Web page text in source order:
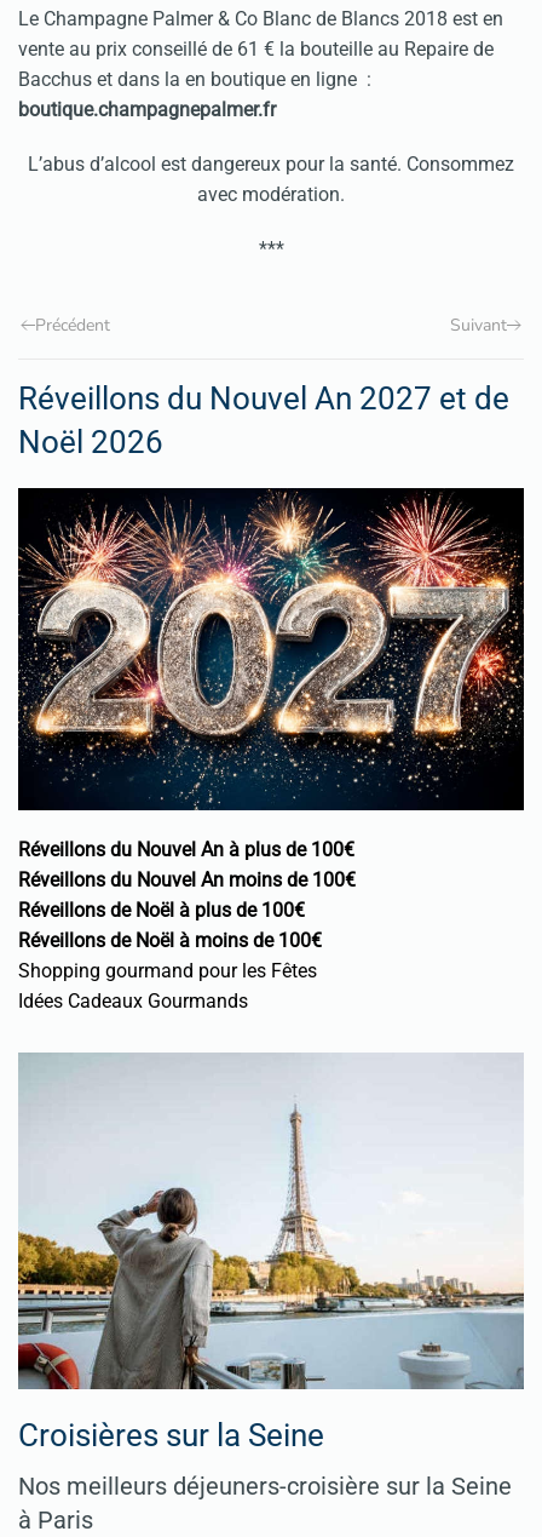
Le Champagne Palmer & Co Blanc de Blancs 2018 est en
vente au prix conseillé de 61 € la bouteille au Repaire de
Bacchus et dans la en boutique en ligne :
boutique.champagnepalmer.fr
L’abus d’alcool est dangereux pour la santé. Consommez
avec modération.
***
Précédent Suivant
Réveillons du Nouvel An 2027 et de
Noël 2026
Réveillons du Nouvel An à plus de 100€
Réveillons du Nouvel An moins de 100€
Réveillons de Noël à plus de 100€
Réveillons de Noël à moins de 100€
Shopping gourmand pour les Fêtes
Idées Cadeaux Gourmands
Croisières sur la Seine
Nos meilleurs déjeuners-croisière sur la Seine
à Paris